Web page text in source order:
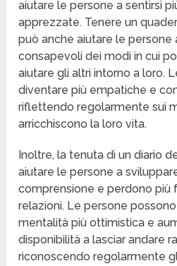
aiutare le persone a sentirsi
apprezzate. Tenere un
può anche aiutare le persone
consapevoli dei modi in cui
aiutare gli altri intorno a loro.
diventare più empatiche e
riflettendo regolarmente sui
arricchiscono la loro vita.
Inoltre, la tenuta di un diario
aiutare le persone a
comprensione e perdono più
relazioni. Le persone
mentalità più ottimistica e
disponibilità a lasciar andare
riconoscendo regolarmente